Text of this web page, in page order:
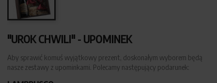
"UROK CHWILI" - UPOMINEK
Aby sprawić komuś wyjątkowy prezent, doskonałym wyborem będą
nasze zestawy z upominkami. Polecamy następujący podarunek: